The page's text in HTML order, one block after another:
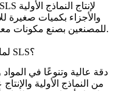
والأجزاء بكميات صغيرة
للمصنعين بصنع مكونات معقدة ومتينة للاختبار والإنتاج النهائي.
لماذا تختار الطباعة ثلاثية الأبعاد باستخدام SLS؟
من النماذج الأولية